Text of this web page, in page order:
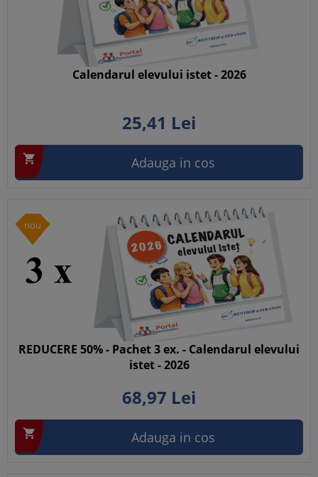
Calendarul elevului istet - 2026
25,41 Lei
 Adauga in cos
nou
REDUCERE 50% - Pachet 3 ex. - Calendarul elevului
istet - 2026
68,97 Lei
 Adauga in cos